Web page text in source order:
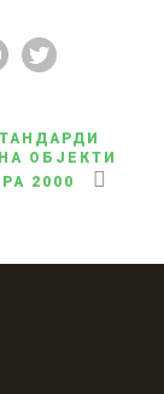
ОБЈЕКТИ
2000